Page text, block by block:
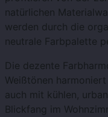
natürlichen
werden durch die
neutrale Farbpalette
Die dezente
Weißtönen
auch mit kühlen,
Blickfang im